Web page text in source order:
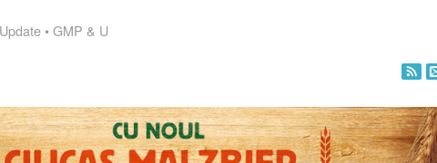
Update •GMP & U